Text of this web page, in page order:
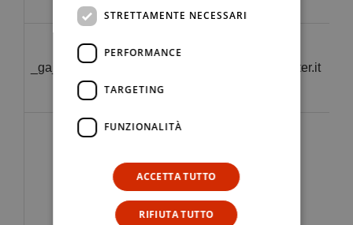
_ga_MRSLE8MSN6 .automacenter.it
STRETTAMENTE NECESSARI
PERFORMANCE
TARGETING
FUNZIONALITÀ
ACCETTA TUTTO
RIFIUTA TUTTO